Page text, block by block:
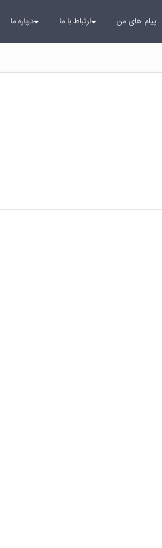
پیام های من ارتباط با ما درباره ما